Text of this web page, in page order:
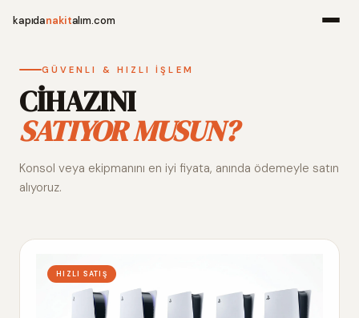
kapıdanakitalım.com
Alım
GÜVENLI & HIZLI İŞLEM
CİHAZINI
SATIYOR MUSUN?
Konsol veya ekipmanını en iyi fiyata, anında ödemeyle satın
alıyoruz.
HIZLI SATIŞ